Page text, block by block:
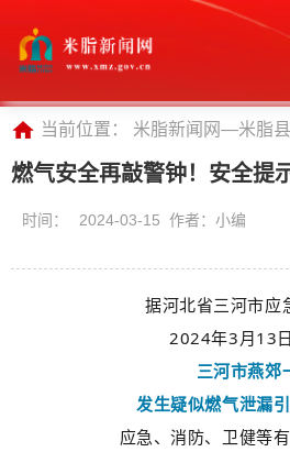
当前位置： 米脂新闻网—米脂
燃气安全再敲警钟！安全提
时间： 2024-03-15 作者：小编
据河北省三河市应
2024年3月13
三河市燕郊
发生疑似燃气泄漏
应急、消防、卫健等